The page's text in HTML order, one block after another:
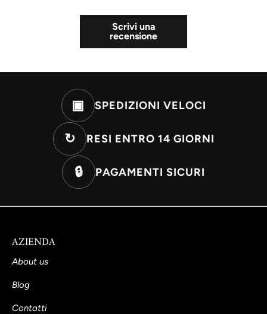
Scrivi una
recensione
▣ SPEDIZIONI VELOCI
↻ RESI ENTRO 14 GIORNI
🔒 PAGAMENTI SICURI
AZIENDA
About us
Blog
Contatti